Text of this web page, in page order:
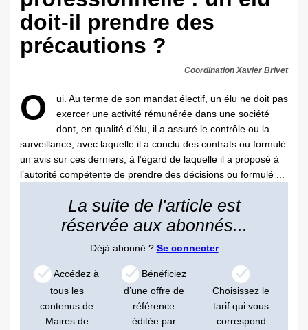
doit-il prendre des
précautions ?
Coordination Xavier Brivet
O
ui. Au terme de son mandat électif, un élu ne doit pas
exercer une activité rémunérée dans une société
dont, en qualité d’élu, il a assuré le contrôle ou la
surveillance, avec laquelle il a conclu des contrats ou formulé
un avis sur ces derniers, à l’égard de laquelle il a proposé à
l’autorité compétente de prendre des décisions ou formulé ...
La suite de l'article est
réservée aux abonnés...
Déjà abonné ? Se connecter
Accédez à
tous les
contenus de
Maires de
Bénéficiez
d’une offre de
référence
éditée par
Choisissez le
tarif qui vous
correspond